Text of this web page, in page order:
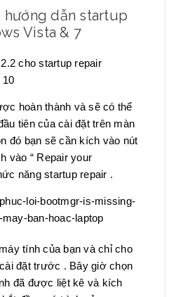
hướng dẫn startup
Vista & 7
cho startup repair
10
hoàn thành và sẽ có thể
tiên của cài đặt trên màn
đó bạn sẽ cần kích vào nút
vào “ Repair your
năng startup repair .
tính của bạn và chỉ cho
đặt trước . Bây giờ chọn
đã được liệt kê và kích